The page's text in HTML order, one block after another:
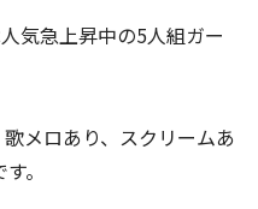
気急上昇中の5人組ガー
メロあり、スクリームあ
。